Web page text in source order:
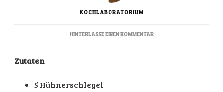
KOCHLABORATORIUM
HINTERLASSE EINEN KOMMENTARZU
Zutaten
5 Hühnerschlegel